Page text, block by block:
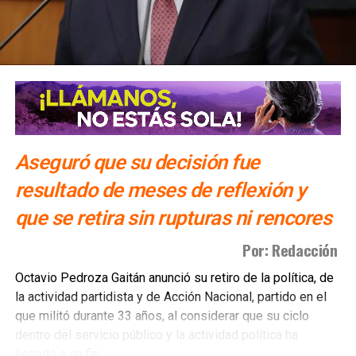
Aseguró que su decisión fue
resultado de meses de reflexión y
que se retira sin rupturas ni rencores
Por: Redacción
Octavio Pedroza Gaitán anunció su retiro de la política, de
la actividad partidista y de Acción Nacional, partido en el
que militó durante 33 años, al considerar que su ciclo
dentro del servicio público y la actividad política ha